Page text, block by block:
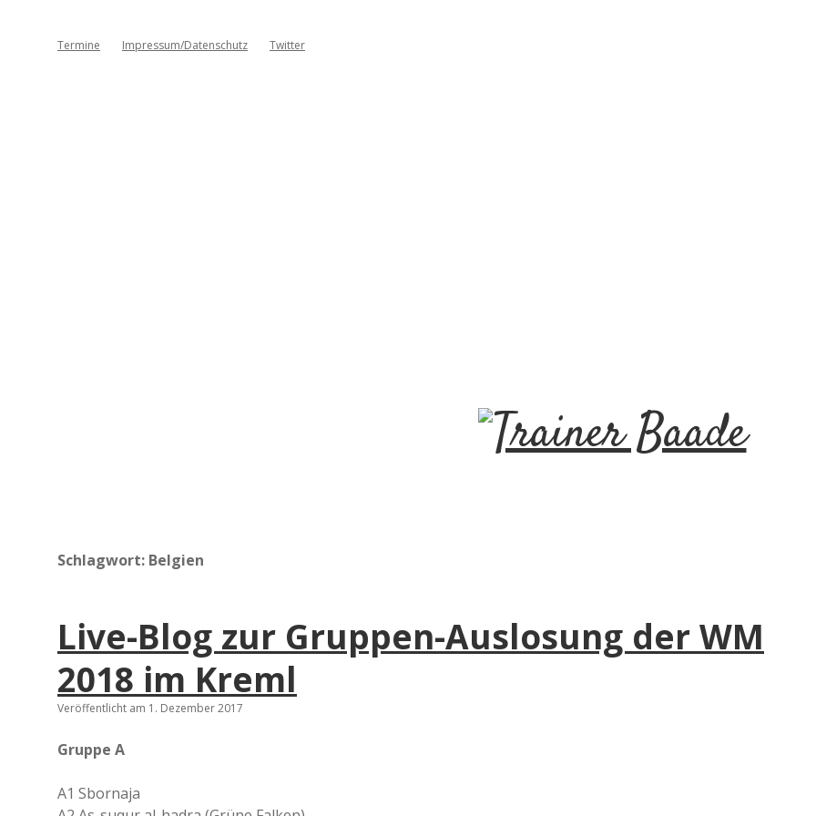
Termine Impressum/Datenschutz Twitter
T
n
Schlagwort: Belgien
Live-Blog zur Gruppen-Auslosung der WM
2018 im Kreml
Veröffentlicht am 1. Dezember 2017
Gruppe A
A1 Sbornaja